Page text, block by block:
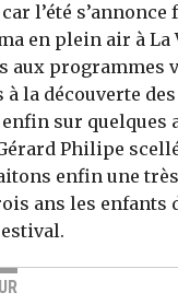
l’été
en plein air à
programmes
la découverte
sur quelques
Philipe
enfin une
ans les enfants